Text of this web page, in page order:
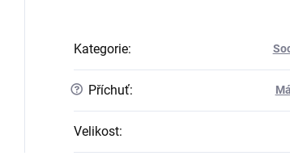
Kategorie:
? Příchuť:
Velikost: